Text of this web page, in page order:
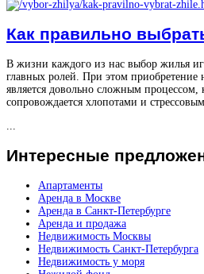
Как правильно
В жизни каждого из нас выбор жилья
главных ролей. При этом приобретение
является довольно сложным процессом,
сопровождается хлопотами и
Интересные
Апартаменты
Аренда в Москве
Аренда в Санкт-Петербурге
Аренда и продажа
Недвижимость Москвы
Недвижимость Санкт-Петербурга
Недвижимость у моря